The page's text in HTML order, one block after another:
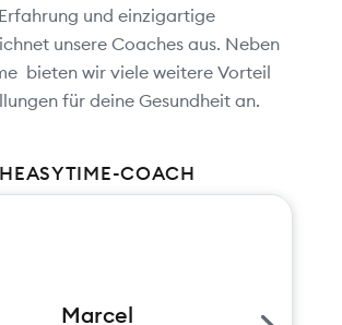
und einzigartige
unsere Coaches aus. Neben
bieten wir viele weitere Vorteil
für deine Gesundheit an.
HEASYTIME-COACH
Marcel